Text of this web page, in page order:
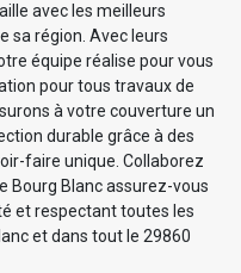
avec les meilleurs
sa région. Avec leurs
équipe réalise pour vous
pour tous travaux de
à votre couverture un
durable grâce à des
faire unique. Collaborez
Bourg Blanc assurez-vous
et respectant toutes les
et dans tout le 29860